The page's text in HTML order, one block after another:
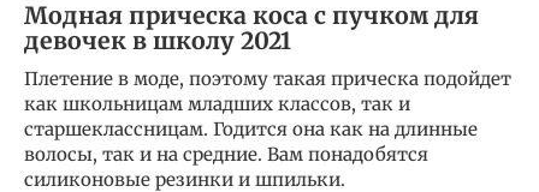
Модная прическа коса с пучком для
девочек в школу 2021
Плетение в моде, поэтому такая прическа подойдет
как школьницам младших классов, так и
старшеклассницам. Годится она как на длинные
волосы, так и на средние. Вам понадобятся
силиконовые резинки и шпильки.